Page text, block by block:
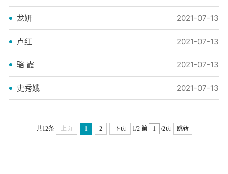
龙妍 2021-07-13
卢红 2021-07-13
骆 霞 2021-07-13
史秀娥 2021-07-13
共12条 上页 1 2 下页 1/2 第 /2页 跳转